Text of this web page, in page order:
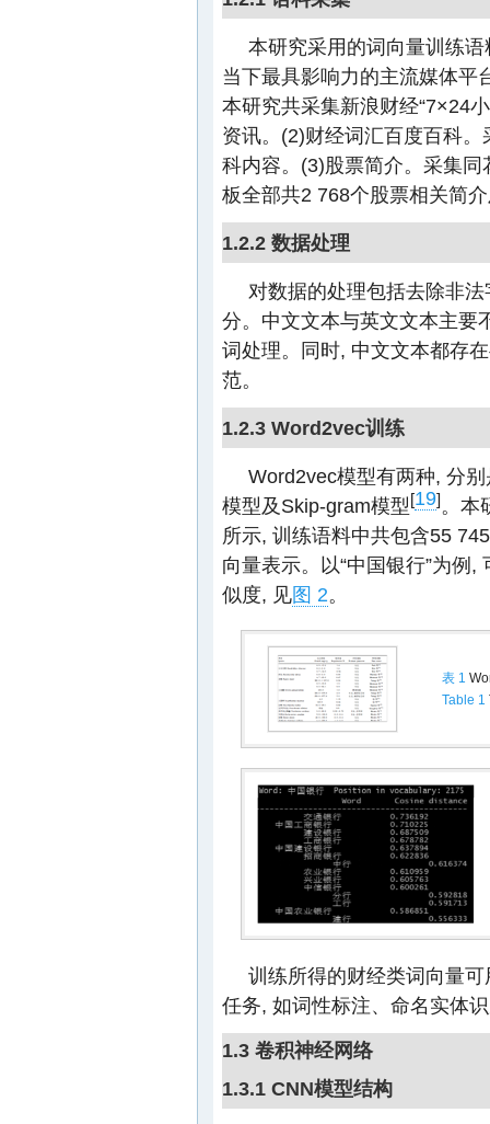
本研究采用的词向量训练
当下最具影响力的主流媒体平
本研究共采集新浪财经“7×24
资讯。(2)财经词汇百度百科
科内容。(3)股票简介。采集
板全部共2 768个股票相关简
1.2.2 数据处理
对数据的处理包括去除非
分。中文文本与英文文本主要
词处理。同时, 中文文本都存
范。
1.2.3 Word2vec训练
Word2vec模型有两种, 分
模型及Skip-gram模型[19]。本
所示, 训练语料中共包含55
向量表示。以“中国银行”为例
似度, 见图 2。
表 1
Table 1
训练所得的财经类词向量
任务, 如词性标注、命名实体
1.3 卷积神经网络
1.3.1 CNN模型结构